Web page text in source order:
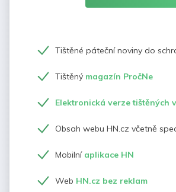
Tištěné páteční noviny do
Tištěný magazín PročNe
Elektronická verze tištěných
Obsah webu HN.cz včetně
Mobilní aplikace HN
Web HN.cz bez reklam